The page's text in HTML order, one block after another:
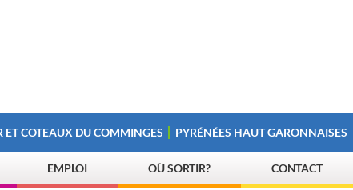
ET COTEAUX DU COMMINGES PYRÉNÉES HAUT GARONNAISES
EMPLOI OÙ SORTIR? CONTACT